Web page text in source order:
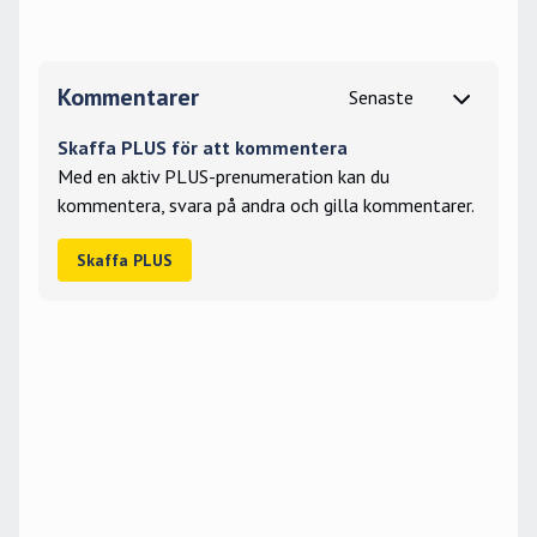
Kommentarer
Skaffa PLUS för att kommentera
Med en aktiv PLUS-prenumeration kan du
kommentera, svara på andra och gilla kommentarer.
Skaffa PLUS